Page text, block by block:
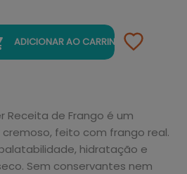
ADICIONAR AO CARRINHO
Receita de Frango é um
feito com frango real.
hidratação e
Sem conservantes nem